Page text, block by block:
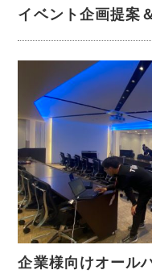
イベント企画提案
企業様向けオール